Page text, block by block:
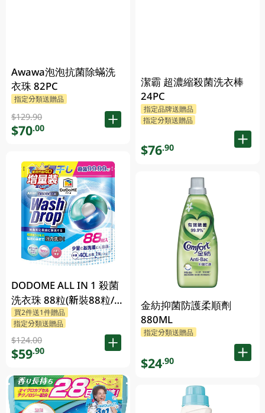
Awawa泡泡抗菌除蟎洗
衣珠 82PC
指定分類送贈品
$129.90
$70.00
DODOME ALL IN 1 殺菌
洗衣珠 88粒(新裝88粒/舊
裝72粒隨機發貨)
買2件送1件贈品
指定分類送贈品
$124.00
$59.90
潔霸 超濃縮殺菌洗衣棒
24PC
指定品牌送贈品
指定分類送贈品
$76.90
金紡抑菌防護柔順劑
880ML
指定分類送贈品
$24.90